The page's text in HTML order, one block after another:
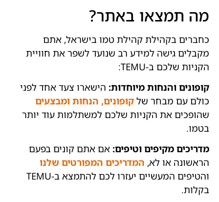
מה תמצאו באתר?
כחברים בקהילת קהילת טמו בישראל, אתם
מקבלים גישה למידע רב שנועד לשפר את חוויית
הקניות שלכם ב-TEMU:
קופונים והנחות מיוחדות: הישארו צעד אחד לפני
כולם עם מבחר שלקופונים, הנחות ומבצעים
שהופכים את הקניות שלכם למשתלמות עוד יותר
בטמו.
מדריכים מקיפים וטיפים: אם אתם קונים בפעם
הראשונה או לא, המדריכים המפורטים שלנו
והטיפים המעשיים יעזרו לכם להתמצא ב-TEMU
בקלות.